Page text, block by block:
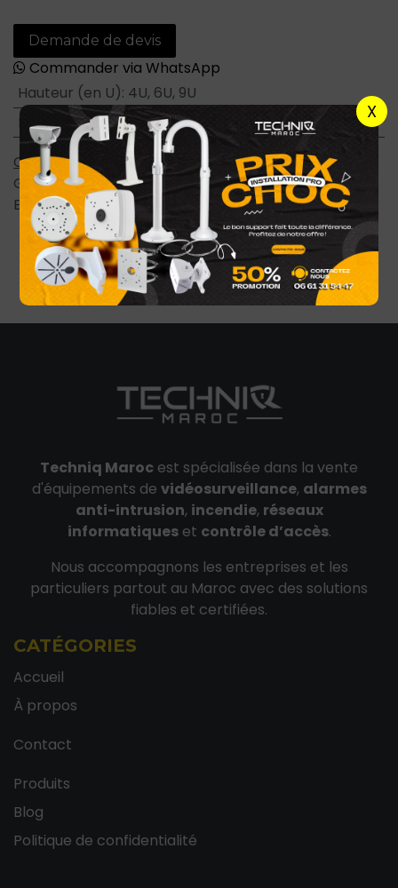
X
Demande de devis
Commander via WhatsApp
Hauteur (en U): 4U, 6U, 9U
Profondeur (En mm):450 mm
Conditions générales
Garantie satisfait ou remboursé de 7 jours
Expédition : 2-4 jours ouvrables
Techniq Maroc est spécialisée dans la vente
d'équipements de vidéosurveillance, alarmes
anti-intrusion, incendie, réseaux
informatiqueset contrôle d’accès.
Nous accompagnons les entreprises et les
particuliers partout au Maroc avec des solutions
fiables et certifiées.
CATÉGORIES
Accueil
À propos
Contact
Produits
Blog
Politique de confidentialité